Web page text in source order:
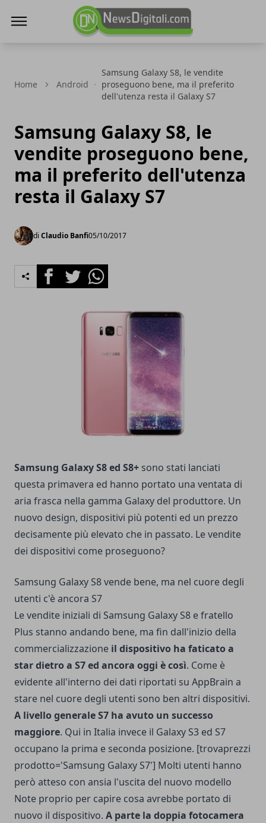
Home Android
Samsung Galaxy S8, le vendite
proseguono bene, ma il preferito
dell'utenza resta il Galaxy S7
Samsung Galaxy S8, le
vendite proseguono bene,
ma il preferito dell'utenza
resta il Galaxy S7
di Claudio Banfi05/10/2017
FacebookTwitterWhatsapp
Samsung Galaxy S8 ed S8+ sono stati lanciati
questa primavera ed hanno portato una ventata di
aria frasca nella gamma Galaxy del produttore. Un
nuovo design, dispositivi più potenti ed un prezzo
decisamente più elevato che in passato. Le vendite
dei dispositivi come proseguono?
Samsung Galaxy S8 vende bene, ma nel cuore degli
utenti c'è ancora S7
Le vendite iniziali di Samsung Galaxy S8 e fratello
Plus stanno andando bene, ma fin dall'inizio della
commercializzazione il dispositivo ha faticato a
star dietro a S7ed ancora oggi è così. Come è
evidente all'interno dei dati riportati su AppBrain a
stare nel cuore degli utenti sono ben altri dispositivi.
A livello generale S7 ha avuto un successo
maggiore. Qui in Italia invece il Galaxy S3 ed S7
occupano la prima e seconda posizione. [trovaprezzi
prodotto='Samsung Galaxy S7'] Molti utenti hanno
però atteso con ansia l'uscita del nuovo modello
Note proprio per capire cosa avrebbe portato di
nuovo il dispositivo. A parte la doppia fotocamera